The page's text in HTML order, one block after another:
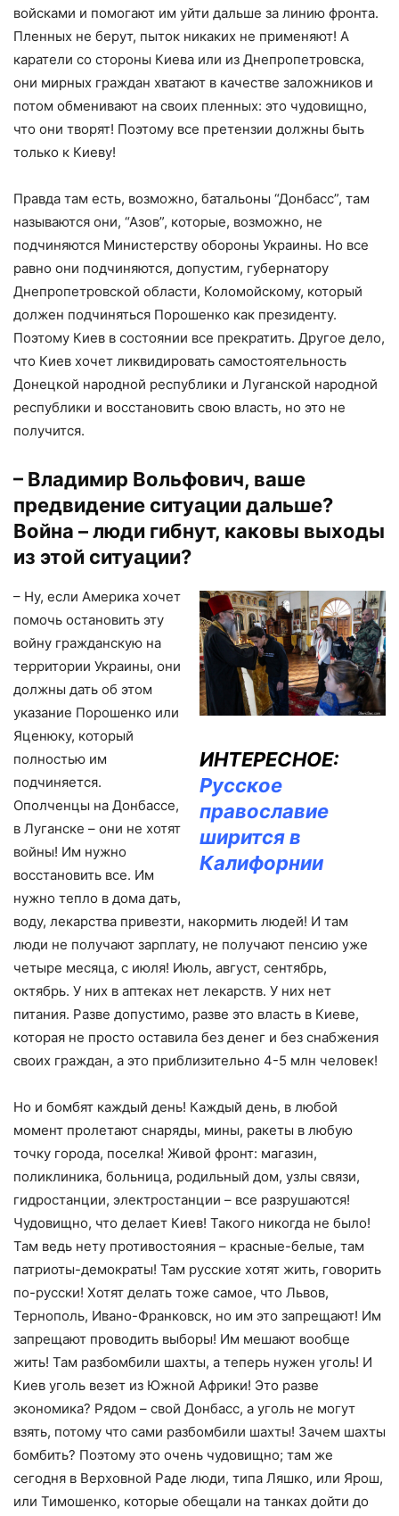
войсками и помогают им уйти дальше за линию фронта.
Пленных не берут, пыток никаких не применяют! А
каратели со стороны Киева или из Днепропетровска,
они мирных граждан хватают в качестве заложников и
потом обменивают на своих пленных: это чудовищно,
что они творят! Поэтому все претензии должны быть
только к Киеву!
Правда там есть, возможно, батальоны “Донбасс”, там
называются они, “Азов”, которые, возможно, не
подчиняются Министерству обороны Украины. Но все
равно они подчиняются, допустим, губернатору
Днепропетровской области, Коломойскому, который
должен подчиняться Порошенко как президенту.
Поэтому Киев в состоянии все прекратить. Другое дело,
что Киев хочет ликвидировать самостоятельность
Донецкой народной республики и Луганской народной
республики и восстановить свою власть, но это не
получится.
– Владимир Вольфович, ваше
предвидение ситуации дальше?
Война – люди гибнут, каковы выходы
из этой ситуации?
ИНТЕРЕСНОЕ:
Русское
православие
ширится в
Калифорнии
– Ну, если Америка хочет
помочь остановить эту
войну гражданскую на
территории Украины, они
должны дать об этом
указание Порошенко или
Яценюку, который
полностью им
подчиняется.
Ополченцы на Донбассе,
в Луганске – они не хотят
войны! Им нужно
восстановить все. Им
нужно тепло в дома дать,
воду, лекарства привезти, накормить людей! И там
люди не получают зарплату, не получают пенсию уже
четыре месяца, с июля! Июль, август, сентябрь,
октябрь. У них в аптеках нет лекарств. У них нет
питания. Разве допустимо, разве это власть в Киеве,
которая не просто оставила без денег и без снабжения
своих граждан, а это приблизительно 4-5 млн человек!
Но и бомбят каждый день! Каждый день, в любой
момент пролетают снаряды, мины, ракеты в любую
точку города, поселка! Живой фронт: магазин,
поликлиника, больница, родильный дом, узлы связи,
гидростанции, электростанции – все разрушаются!
Чудовищно, что делает Киев! Такого никогда не было!
Там ведь нету противостояния – красные-белые, там
патриоты-демократы! Там русские хотят жить, говорить
по-русски! Хотят делать тоже самое, что Львов,
Тернополь, Ивано-Франковск, но им это запрещают! Им
запрещают проводить выборы! Им мешают вообще
жить! Там разбомбили шахты, а теперь нужен уголь! И
Киев уголь везет из Южной Африки! Это разве
экономика? Рядом – свой Донбасс, а уголь не могут
взять, потому что сами разбомбили шахты! Зачем шахты
бомбить? Поэтому это очень чудовищно; там же
сегодня в Верховной Раде люди, типа Ляшко, или Ярош,
или Тимошенко, которые обещали на танках дойти до